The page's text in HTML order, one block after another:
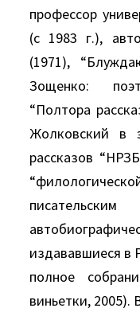
профессор
(с 1983 г.),
(1971),
Зощенко:
“Полтора
Жолковский в
рассказов
издававшиеся в
полное
виньетки, 2005).